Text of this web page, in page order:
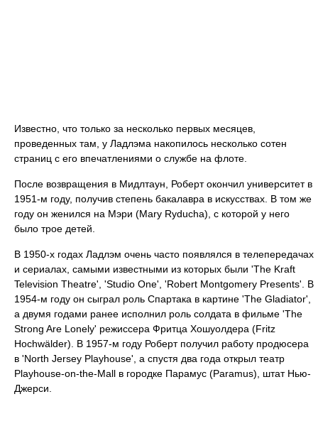
Известно, что только за несколько первых месяцев,
проведенных там, у Ладлэма накопилось несколько сотен
страниц с его впечатлениями о службе на флоте.
После возвращения в Мидлтаун, Роберт окончил университет в
1951-м году, получив степень бакалавра в искусствах. В том же
году он женился на Мэри (Mary Ryducha), с которой у него
было трое детей.
В 1950-х годах Ладлэм очень часто появлялся в телепередачах
и сериалах, самыми известными из которых были 'The Kraft
Television Theatre', 'Studio One', 'Robert Montgomery Presents'. В
1954-м году он сыграл роль Спартака в картине 'The Gladiator',
а двумя годами ранее исполнил роль солдата в фильме 'The
Strong Are Lonely' режиссера Фритца Хошуолдера (Fritz
Hochwälder). В 1957-м году Роберт получил работу продюсера
в 'North Jersey Playhouse', а спустя два года открыл театр
Playhouse-on-the-Mall в городке Парамус (Paramus), штат Нью-
Джерси.